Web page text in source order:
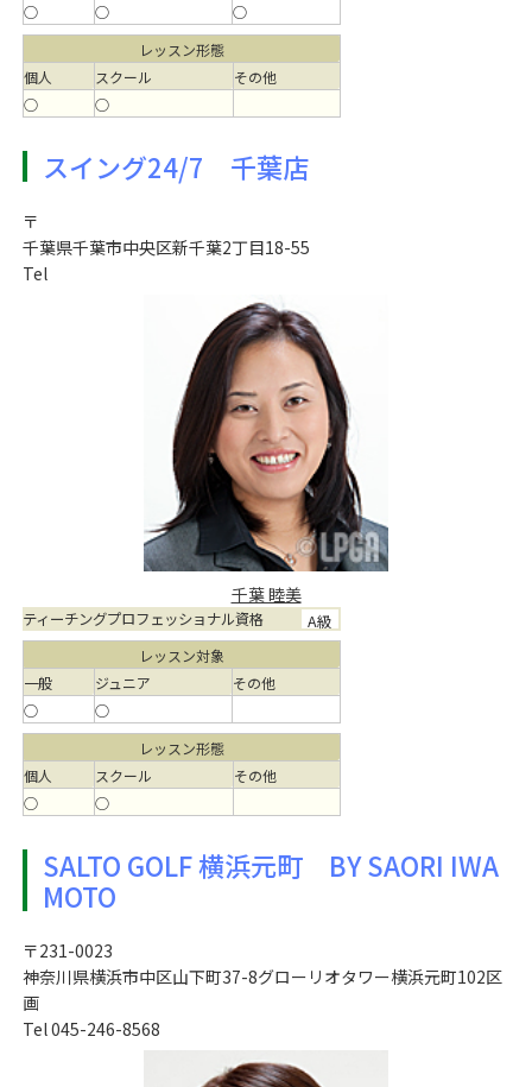
○
○
○
レッスン形態
個人
スクール
その他
○
○
スイング24/7 千葉店
〒
千葉県千葉市中央区新千葉2丁目18-55
Tel
千葉 睦美
ティーチングプロフェッショナル資格 A級
レッスン対象
一般
ジュニア
その他
○
○
レッスン形態
個人
スクール
その他
○
○
SALTO GOLF 横浜元町 BY SAORI IWA
MOTO
〒231-0023
神奈川県横浜市中区山下町37-8グローリオタワー横浜元町102区
画
Tel 045-246-8568